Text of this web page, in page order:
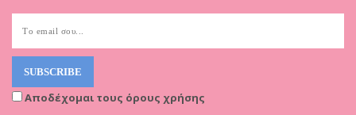
Αποδέχομαι τους όρους χρήσης